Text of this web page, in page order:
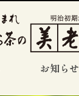
お知らせ